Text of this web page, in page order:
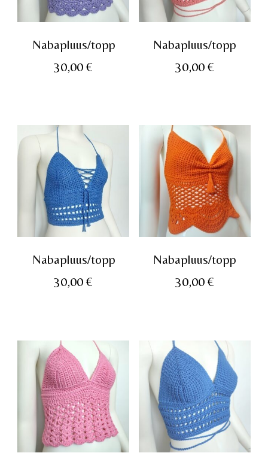
Nabapluus/topp
30,00€
Nabapluus/topp
30,00 €
Nabapluus/topp
30,00€
Nabapluus/topp
30,00 €